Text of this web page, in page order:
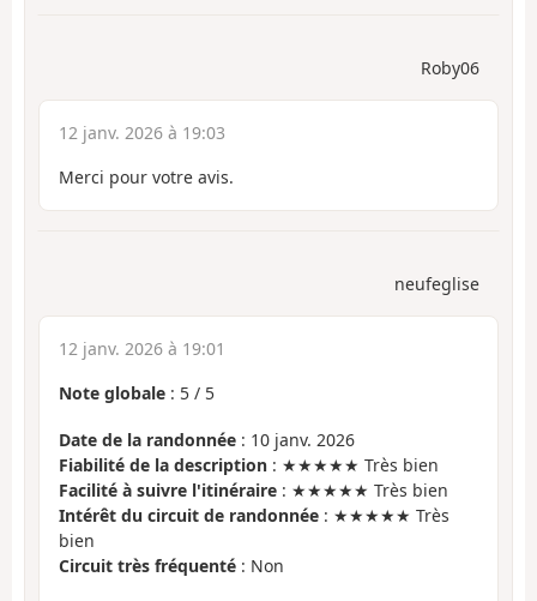
Roby06
12 janv. 2026 à 19:03
Merci pour votre avis.
neufeglise
12 janv. 2026 à 19:01
Note globale : 5 / 5
Date de la randonnée : 10 janv. 2026
Fiabilité de la description : ★★★★★ Très bien
Facilité à suivre l'itinéraire : ★★★★★ Très bien
Intérêt du circuit de randonnée : ★★★★★ Très
bien
Circuit très fréquenté : Non